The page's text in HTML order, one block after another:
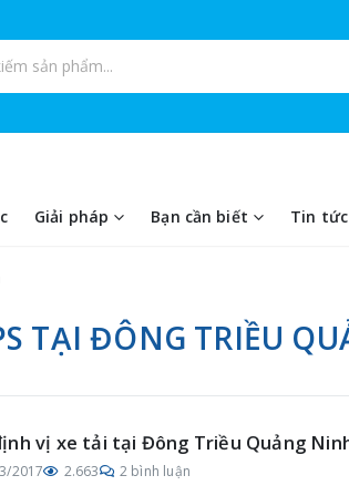
phẩm
Giải pháp Bạn cần biết Tin tức
TẠI ĐÔNG TRIỀU
vị xe tải tại Đông Triều Quảng
2017 2.663 2 bình luận